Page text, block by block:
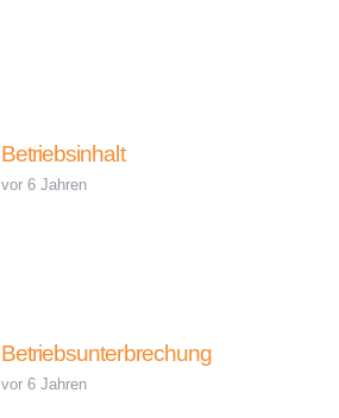
Betriebsinhalt
vor 6 Jahren
Betriebsunterbrechung
vor 6 Jahren